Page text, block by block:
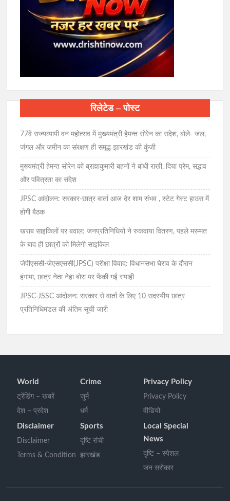
रिलेटेड – पोस्ट
77वें राज्यव्यापी वन महोत्सव में मुख्यमंत्री हेमन्त सोरेन का संदेश, बोले- जल,
जंगल और जमीन का संरक्षण ही समृद्ध झारखंड की कुंजी
मुख्यमंत्री हेमन्त सोरेन को ब्रह्माकुमारी बहनों ने बांधी राखी, दिया प्रेम, सद्भाव
और पवित्रता का संदेश
JPSC आंदोलन: सरकार-छात्र वार्ता आज देर शाम संभव , स्टेट गेस्ट हाउस में
होगी बैठक
खराब साइकिलों पर बवाल: जनप्रतिनिधियों ने रुकवाया वितरण, पहले मरम्मत
के बाद ही छात्रों को मिलेगी साइकिल
जेपीएससी-जेएसएससी(JPSC) परीक्षा विवाद: विधानसभा घेराव के दौरान
हंगामा, छात्र नेता नेहा बोरा पर फेंकी गई स्याही
JPSC-JSSC आंदोलन: सरकार से वार्ता के लिए 10 सदस्यीय छात्र
प्रतिनिधिमंडल की अंतिम सूची जारी
World
ट्रेंडिंग – खबरें
देश – प्रदेश
Crime
जुर्म
धर्म
Privacy Policy
Privacy Policy
वीडियो
Disclaimer
Disclaimer
Terms & Condition
Sports
दृष्टि रांची
झारखंड
Local Special
News
दृष्टि – स्पेशल
जन सरोकार